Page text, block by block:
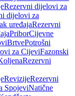
Rezervni dijelovi za
dijelovi za
uređajaRezervni
PriborCijevne
BrtvePotrošni
za CijeviFazonski
Rezervni
RevizijeRezervni
SpojeviNatične